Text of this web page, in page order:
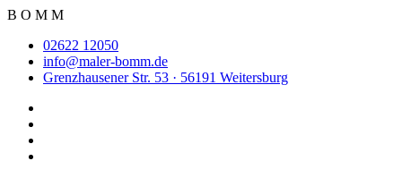
B O M M
02622 12050
info@maler-bomm.de
Grenzhausener Str. 53 · 56191 Weitersburg